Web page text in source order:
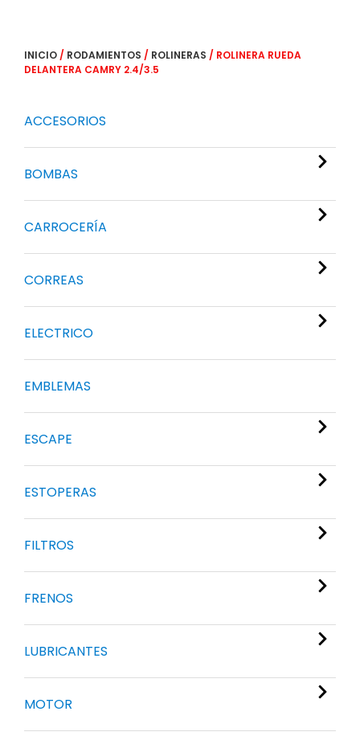
INICIO / RODAMIENTOS / ROLINERAS / ROLINERA RUEDA
DELANTERA CAMRY 2.4/3.5
ACCESORIOS
BOMBAS
CARROCERÍA
CORREAS
ELECTRICO
EMBLEMAS
ESCAPE
ESTOPERAS
FILTROS
FRENOS
LUBRICANTES
MOTOR